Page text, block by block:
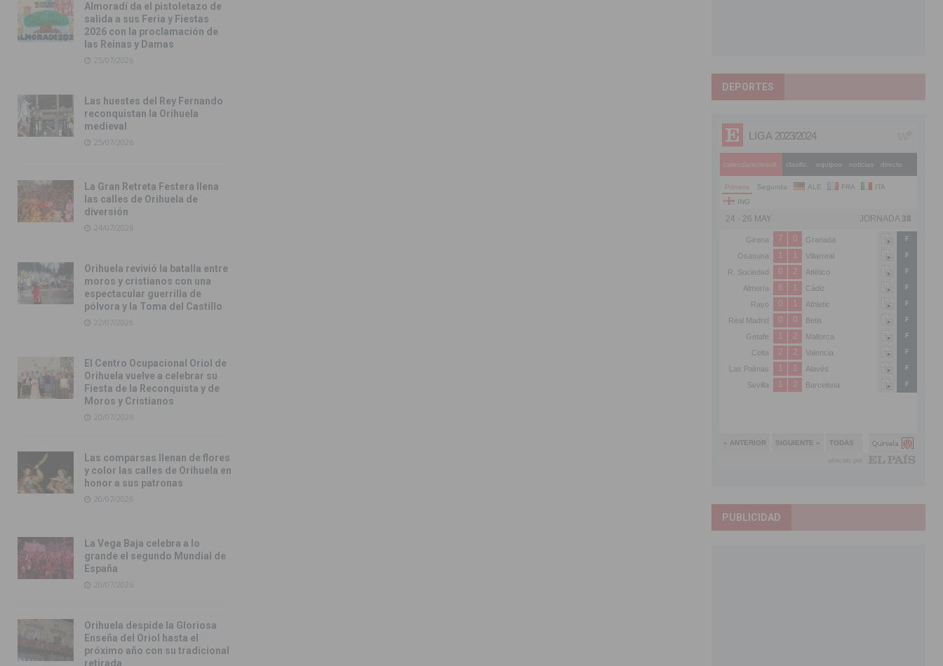
Almoradí da el pistoletazo de
salida a sus Feria y Fiestas
2026 con la proclamación de
las Reinas y Damas
25/07/2026
Las huestes del Rey Fernando
reconquistan la Orihuela
medieval
25/07/2026
La Gran Retreta Festera llena
las calles de Orihuela de
diversión
24/07/2026
Orihuela revivió la batalla entre
moros y cristianos con una
espectacular guerrilla de
pólvora y la Toma del Castillo
22/07/2026
El Centro Ocupacional Oriol de
Orihuela vuelve a celebrar su
Fiesta de la Reconquista y de
Moros y Cristianos
20/07/2026
Las comparsas llenan de flores
y color las calles de Orihuela en
honor a sus patronas
20/07/2026
La Vega Baja celebra a lo
grande el segundo Mundial de
España
20/07/2026
Orihuela despide la Gloriosa
Enseña del Oriol hasta el
próximo año con su tradicional
retirada
DEPORTES
PUBLICIDAD